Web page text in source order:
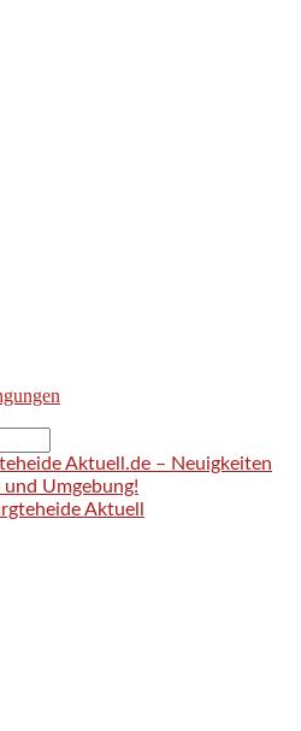
Aktuell.de – Neuigkeiten
Umgebung!